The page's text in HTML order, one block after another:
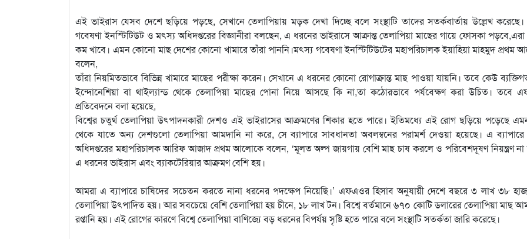
এই ভাইরাস যেসব দেশে ছড়িয়ে পড়ছে, সেখানে তেলাপিয়ায় মড়ক দেখা দিচ্ছে বলে সংস্থাটি তাদের সতর্কবার্তায় উল্লেখ
গবেষণা ইনস্টিটিউট ও মৎস্য অধিদপ্তরের বিজ্ঞানীরা বলছেন, এ ধরনের ভাইরাসে আক্রান্ত তেলাপিয়া মাছের গায়ে ফোসকা পড়বে,এরা
কম খাবে। এমন কোনো মাছ দেশের কোনো খামারে তাঁরা পাননি।মৎস্য গবেষণা ইনস্টিটিউটের মহাপরিচালক ইয়াহিয়া মাহমুদ প্রথম
বলেন,
তাঁরা নিয়মিতভাবে বিভিন্ন খামারে মাছের পরীক্ষা করেন। সেখানে এ ধরনের কোনো রোগাক্রান্ত মাছ পাওয়া যায়নি। তবে কেউ
ইন্দোনেশিয়া বা থাইল্যান্ড থেকে তেলাপিয়া মাছের পোনা নিয়ে আসছে কি না,তা কঠোরভাবে পর্যবেক্ষণ করা উচিত। তবে
প্রতিবেদনে বলা হয়েছে,
বিশ্বের চতুর্থ তেলাপিয়া উৎপাদনকারী দেশও এই ভাইরাসের আক্রমণের শিকার হতে পারে। ইতিমধ্যে এই রোগ ছড়িয়ে পড়েছে
থেকে যাতে অন্য দেশগুলো তেলাপিয়া আমদানি না করে, সে ব্যাপারে সাবধানতা অবলম্বনের পরামর্শ দেওয়া হয়েছে। এ
অধিদপ্তরের মহাপরিচালক আরিফ আজাদ প্রথম আলোকে বলেন, ‘মূলত অল্প জায়গায় বেশি মাছ চাষ করলে ও পরিবেশদূষণ নিয়ন্ত্রণ
এ ধরনের ভাইরাস এবং ব্যাকটেরিয়ার আক্রমণ বেশি হয়।
আমরা এ ব্যাপারে চাষিদের সচেতন করতে নানা ধরনের পদক্ষেপ নিয়েছি।’ এফএওর হিসাব অনুযায়ী দেশে বছরে ৩ লাখ ৩৮
তেলাপিয়া উৎপাদিত হয়। আর সবচেয়ে বেশি তেলাপিয়া হয় চীনে, ১৮ লাখ টন। বিশ্বে বর্তমানে ৬৭০ কোটি ডলারের তেলাপিয়া মাছ
রপ্তানি হয়। এই রোগের কারণে বিশ্বে তেলাপিয়া বাণিজ্যে বড় ধরনের বিপর্যয় সৃষ্টি হতে পারে বলে সংস্থাটি সতর্কতা জারি করেছে।